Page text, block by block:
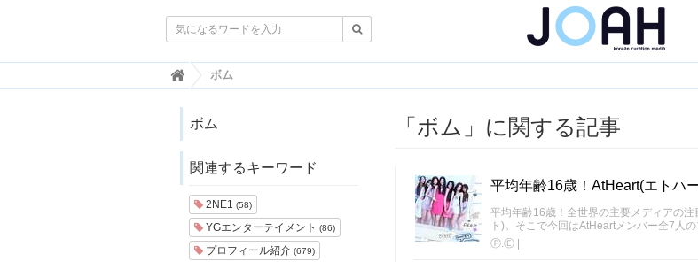
韓
国
レ
情
・
韓
国
ま
ボム
ボム
関連するキーワード
2NE1 (58)
YGエンターテイメント (86)
プロフィール紹介 (679)
「ボム」に関する記事
平均年齢16歳！AtHeart(エトハ
平均年齢16歳！全世界の主要メディアの
ト)。そこで今回はAtHeartメンバー全7人
Ⓟ.Ⓔ|